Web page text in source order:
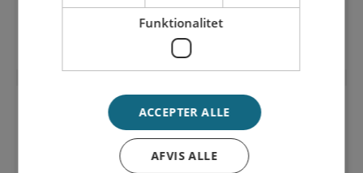
Se udvalget herFunktionalitet
ACCEPTER ALLE
AFVIS ALLE